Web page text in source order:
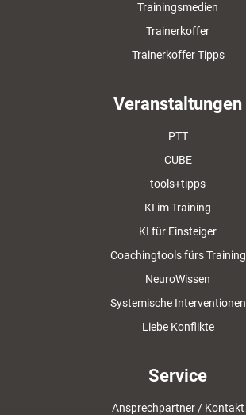
Trainingsmedien
Trainerkoffer
Trainerkoffer Tipps
Veranstaltungen
PTT
CUBE
tools+tipps
KI im Training
KI für Einsteiger
Coachingtools fürs Training
NeuroWissen
Systemische Interventionen
Liebe Konflikte
Service
Ansprechpartner / Kontakt